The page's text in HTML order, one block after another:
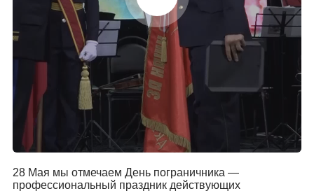
28 Мая мы отмечаем День пограничника —
профессиональный праздник действующих